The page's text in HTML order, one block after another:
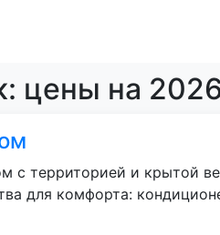
цены на
с территорией и крытой
для комфорта: